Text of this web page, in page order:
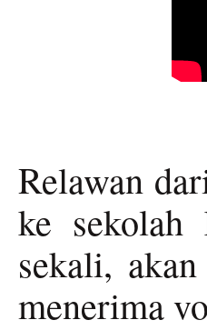
Relawan
ke sekolah
sekali,
menerima